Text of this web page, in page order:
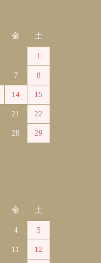
金 土
1
7 8
14 15
21 22
28 29
金 土
4 5
11 12